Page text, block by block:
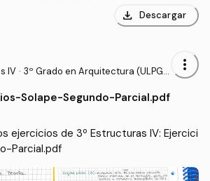
download Descargar
IV · 3º Grado en Arquitectura (ULPG
more_vert
Solape-Segundo-Parcial.pdf
ejercicios de 3º Estructuras IV: Ejercici
Parcial.pdf